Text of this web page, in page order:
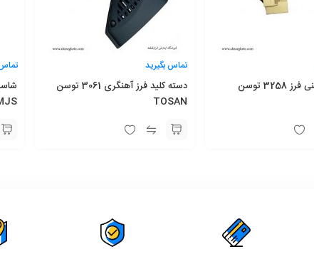
کاور کلید مینی فرز 3258 توسن
تماس بگیرید
دسته کلید فرز آهنگری 3061 توسن
TOSAN